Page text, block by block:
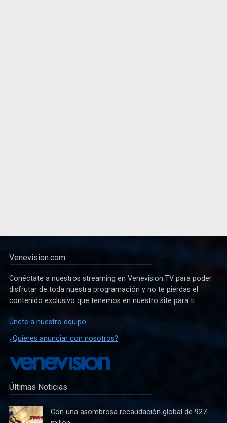
Venevision.com
Conéctate a nuestros streaming en Venevision.TV para poder
disfrutar de toda nuestra programación y no te pierdas el
contenido exclusivo que tenemos en nuestro site para ti.
Únete a nuestro equipo
¿Quieres anunciar con nosotros?
Últimas Noticias
Con una asombrosa recaudación global de 927